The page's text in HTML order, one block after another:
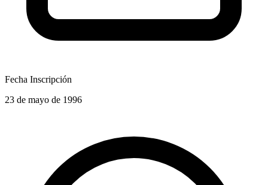
Fecha Inscripción
23 de mayo de 1996